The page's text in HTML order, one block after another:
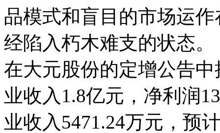
品模式和盲目的市场运
经陷入朽木难支的状态。
在大元股份的定增公告
业收入1.8亿元，净利润
业收入5471.24万元，预